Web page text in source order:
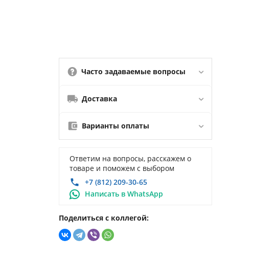
Часто задаваемые вопросы
Доставка
Варианты оплаты
Ответим на вопросы, расскажем о
товаре и поможем с выбором
+7 (812) 209-30-65
Написать в WhatsApp
Поделиться с коллегой: